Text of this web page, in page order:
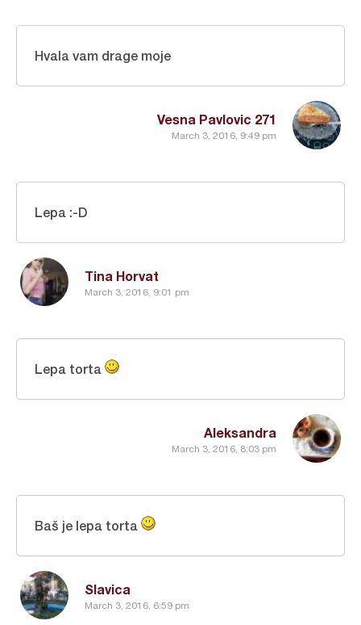
Vesna Pavlovic 271
March 3, 2016, 9:49 pm
Hvala vam drage moje
Tina Horvat
March 3, 2016, 9:01 pm
Lepa :-D
Aleksandra
March 3, 2016, 8:03 pm
Lepa torta
Slavica
March 3, 2016, 6:59 pm
Baš je lepa torta